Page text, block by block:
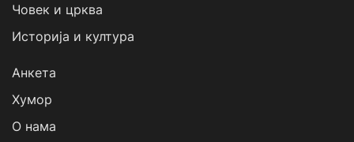
Човек и црква
Историја и култура
Анкета
Хумор
О нама